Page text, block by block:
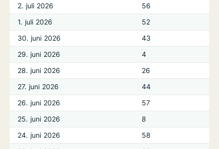
2. juli 2026
56
1. juli 2026
52
30. juni 2026
43
29. juni 2026
4
28. juni 2026
26
27. juni 2026
44
26. juni 2026
57
25. juni 2026
8
24. juni 2026
58